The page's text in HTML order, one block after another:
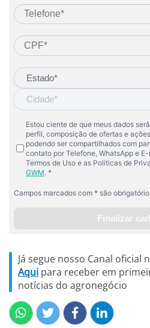
Já segue nosso Canal oficial
Aqui para receber em
notícias do agronegócio